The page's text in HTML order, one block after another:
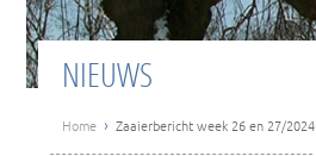
NIEUWS
Home › Zaaierbericht week 26 en 27/2024